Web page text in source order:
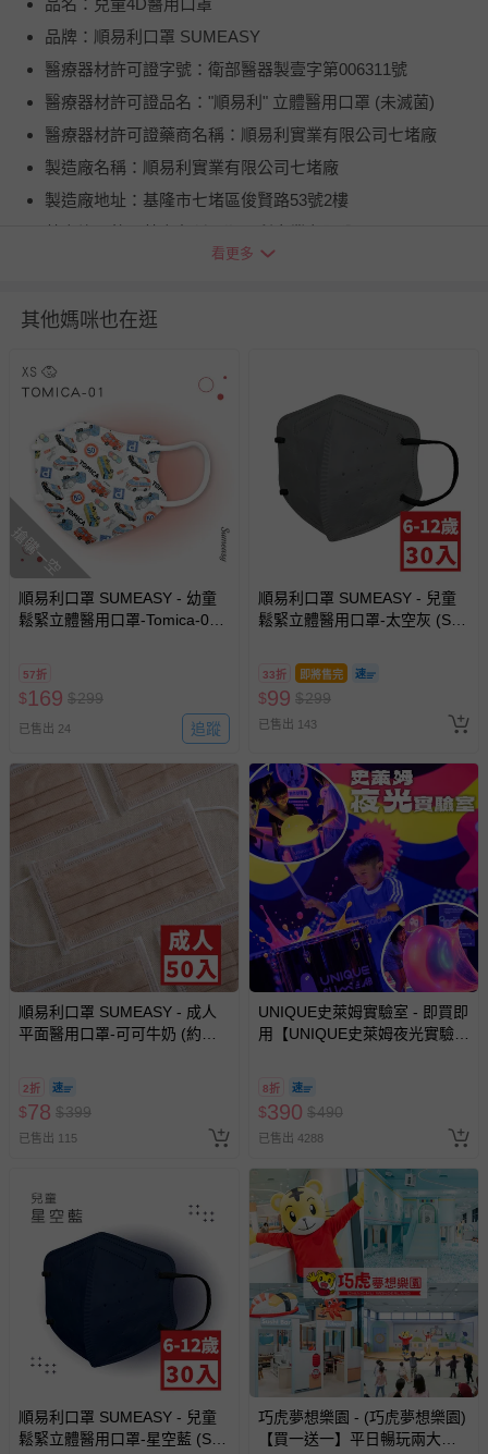
品名：兒童4D醫用口罩
品牌：順易利口罩 SUMEASY
醫療器材許可證字號：衛部醫器製壹字第006311號
醫療器材許可證品名："順易利" 立體醫用口罩 (未滅菌)
醫療器材許可證藥商名稱：順易利實業有限公司七堵廠
製造廠名稱：順易利實業有限公司七堵廠
製造廠地址：基隆市七堵區俊賢路53號2樓
藥商地址：臺北市大安區敦化南路一段205號7樓之5(實際營
藥商許可執照字號：北市衛藥販（安）字第6401026422號
產品製造日期：參見包裝
醫療器材廣告核准字號：衛部器廣字第10803016號
具量測功能產品之服務據點資訊：無
商品產地（國）：台灣
尺寸：約18cm x 7cm ± (0.3cm)
材質：
第一層
-非織物不織布，防潑水、防止口沫霧氣滲入。
第二層-非織物不織布，防潑水、防止口沫霧氣滲入
-PP+PE複合纖維，親膚材質透氣性佳，可吸附
呼吸的水氣，舒適又乾爽。
有效期限：5年
退換貨須知
您所購買的商品享有7天的鑑賞期／猶豫期權益，但此期間
並非試用期，您所退回的商品必須是未經使用的全新狀態，
包含完整包裝、配件、說明文件及贈品等。
如需退換貨，請於收到商品7天（含例假日內提出），如為
瑕疵退換貨所產生的運費，將由媽咪愛負責處理，若非瑕疵
退貨，您可至『查詢訂單』>『已出貨』中查詢該筆訂單，
並點選『我要退貨』即可進行申請。若有相關退貨問題，請
至媽咪愛LINE@客服ID: @mamilove我們將依序為您處理
與服務，謝謝。
留商品未達活動門檻，將以原價計算，活動贈品亦需一併退
回。
部分商品依據消費者保護法的規定，不適用七天鑑賞期/猶
豫期範圍：
易於腐敗、保存期限較短或解約時即將逾期（例如生鮮
商品、食品等）。
客製化商品（例如客製生日書、姓名貼等）。
報紙、期刊或雜誌（惟書籍如經拆封、使用，則酌收整
經消費者拆封之影音商品或電腦軟體（例如 DVD、CD
非以有形媒介提供之數位內容或一經提供即為完成之線
看更多
其他媽咪也在逛
搶購一空
順易利口罩 SUMEASY - 幼童
鬆緊立體醫用口罩-Tomica-01
57折
$169 $299
已售出 24 追蹤
順易利口罩 SUMEASY - 兒童
鬆緊立體醫用口罩-太空灰 (S，
用)-30入
33折 即將售完
$99 $299
已售出 143
順易利口罩 SUMEASY - 成人
平面醫用口罩-可可牛奶 (約
2折
$78 $399
已售出 115
UNIQUE史萊姆實驗室 - 即買即
用【UNIQUE史萊姆夜光實驗室
8/30 (電子票券，於展期現場憑
訂單編號兌換，逾期作廢) (大
人小孩均一價(3歲以上需購票))
8折
$390 $490
已售出 4288
順易利口罩 SUMEASY - 兒童
鬆緊立體醫用口罩-星空藍 (S，
巧虎夢想樂園 - (巧虎夢想樂園)
【買一送一】平日暢玩兩大一